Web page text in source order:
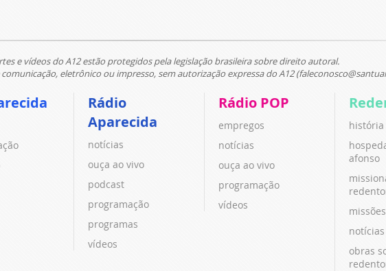
e vídeos do A12 estão protegidos pela legislação brasileira sobre direito autoral.
eletrônico ou impresso, sem autorização expressa do A12
Rádio
Aparecida
notícias
ouça ao vivo
podcast
programação
programas
vídeos
Rádio POP
empregos
notícias
ouça ao vivo
programação
vídeos
afonso
notícias
obras